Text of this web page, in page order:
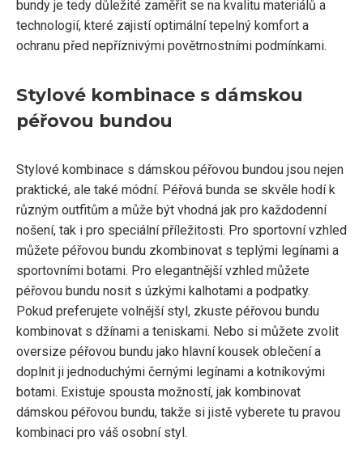
bundy je tedy důležité zaměřit se na kvalitu materiálů a
technologií, které zajistí optimální tepelný komfort a
ochranu před nepříznivými povětrnostními podmínkami.
Stylové kombinace s dámskou
péřovou bundou
Stylové kombinace s dámskou péřovou bundou jsou nejen
praktické, ale také módní. Péřová bunda se skvěle hodí k
různým outfitům a může být vhodná jak pro každodenní
nošení, tak i pro speciální příležitosti. Pro sportovní vzhled
můžete péřovou bundu zkombinovat s teplými legínami a
sportovními botami. Pro elegantnější vzhled můžete
péřovou bundu nosit s úzkými kalhotami a podpatky.
Pokud preferujete volnější styl, zkuste péřovou bundu
kombinovat s džínami a teniskami. Nebo si můžete zvolit
oversize péřovou bundu jako hlavní kousek oblečení a
doplnit ji jednoduchými černými legínami a kotníkovými
botami. Existuje spousta možností, jak kombinovat
dámskou péřovou bundu, takže si jistě vyberete tu pravou
kombinaci pro váš osobní styl.